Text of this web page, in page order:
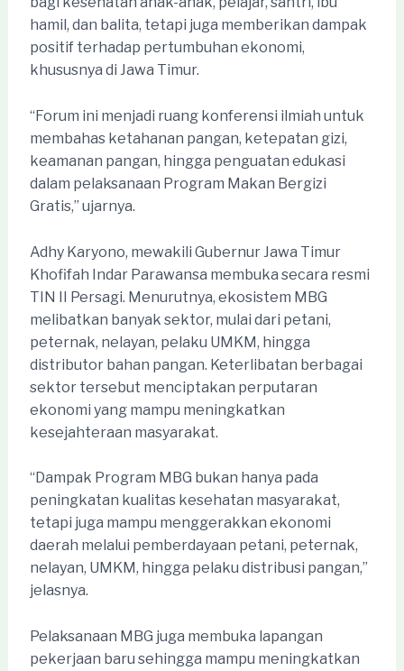
hamil, dan balita, tetapi juga memberikan dampak
positif terhadap pertumbuhan ekonomi,
khususnya di Jawa Timur.
“Forum ini menjadi ruang konferensi ilmiah untuk
membahas ketahanan pangan, ketepatan gizi,
keamanan pangan, hingga penguatan edukasi
dalam pelaksanaan Program Makan Bergizi
Gratis,” ujarnya.
Adhy Karyono, mewakili Gubernur Jawa Timur
Khofifah Indar Parawansa membuka secara resmi
TIN II Persagi. Menurutnya, ekosistem MBG
melibatkan banyak sektor, mulai dari petani,
peternak, nelayan, pelaku UMKM, hingga
distributor bahan pangan. Keterlibatan berbagai
sektor tersebut menciptakan perputaran
ekonomi yang mampu meningkatkan
kesejahteraan masyarakat.
“Dampak Program MBG bukan hanya pada
peningkatan kualitas kesehatan masyarakat,
tetapi juga mampu menggerakkan ekonomi
daerah melalui pemberdayaan petani, peternak,
nelayan, UMKM, hingga pelaku distribusi pangan,”
jelasnya.
Pelaksanaan MBG juga membuka lapangan
pekerjaan baru sehingga mampu meningkatkan